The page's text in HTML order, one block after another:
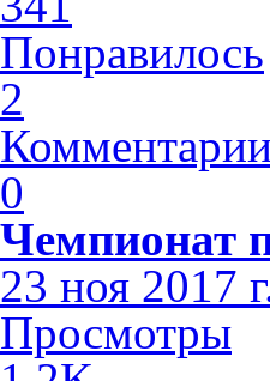
Понравилось
2
Комментарии
0
Чемпионат
23 ноя 2017
Просмотры